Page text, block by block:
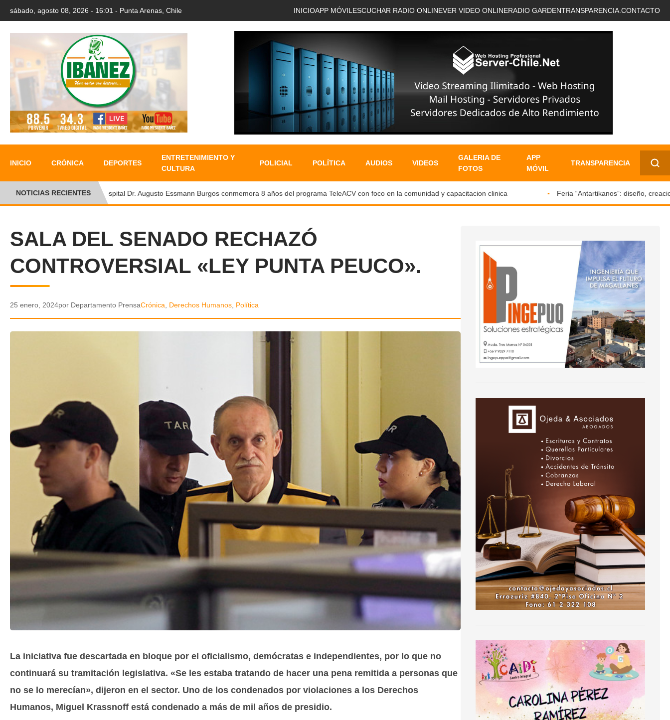
sábado, agosto 08, 2026 - 16:01 - Punta Arenas, Chile INICIOAPP MÓVIL ESCUCHAR RADIO ONLINEVER VIDEO ONLINERADIO GARDENTRANSPARENCIA. CONTACTO
INICIO CRÓNICA DEPORTES
ENTRETENIMIENTO Y
CULTURA
POLICIAL POLÍTICA AUDIOS VIDEOS
GALERIA DE
FOTOS
APP
MÓVIL
TRANSPARENCIA
✕
NOTICIAS RECIENTESHospital Dr. Augusto Essmann Burgos conmemora 8 años del programa TeleACV con foco en la comunidad y capacitacion clinica Feria “Antartikanos”: diseño,
SALA DEL SENADO RECHAZÓ
CONTROVERSIAL «LEY PUNTA PEUCO».
25 enero, 2024por Departamento PrensaCrónica Derechos Humanos Política
La iniciativa fue descartada en bloque por el oficialismo, demócratas e independientes, por lo que no
continuará su tramitación legislativa. «Se les estaba tratando de hacer una pena remitida a personas que
no se lo merecían», dijeron en el sector. Uno de los condenados por violaciones a los Derechos
Humanos, Miguel Krassnoff está condenado a más de mil años de presidio.